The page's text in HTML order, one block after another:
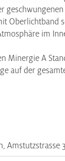
geschwungenen
Oberlichtband
im
Minergie A
auf der
Amstutzstrasse